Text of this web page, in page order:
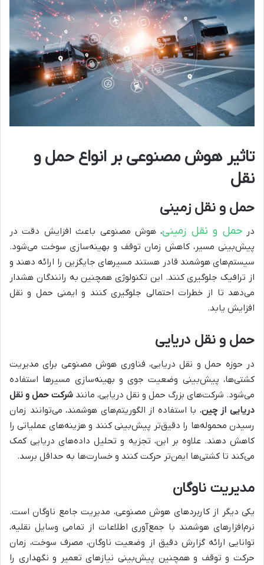
تاثیر هوش مصنوعی بر انواع حمل و
نقل
حمل و نقل زمینی
درحمل و نقل زمینی، هوش مصنوعی باعث افزایش دقت در
پیش‌بینی مسیر، کاهش زمان توقف و بهینه‌سازی سوخت می‌شود.
سیستم‌های هوشمند قادر هستند مسیرهای جایگزین را ارائه دهند و
از ترافیک جلوگیری کنند. این تکنولوژی همچنین به رانندگان هشدار
می‌دهد تا از خطرات احتمالی جلوگیری کنند و ایمنی حمل و نقل
افزایش یابد.
حمل و نقل دریایی
در حوزه حمل و نقل دریایی، فناوری هوش مصنوعی برای مدیریت
کشتی‌ها، پیش‌بینی وضعیت جوی و بهینه‌سازی مسیرها استفاده
می‌شود. شرکت‌های بزرگ حمل و نقل دریایی، مانند شرکت حمل و نقل
دریایی از چین، با استفاده از الگوریتم‌های هوشمند، می‌توانند زمان
رسیدن محموله‌ها را دقیق‌تر پیش‌بینی کنند و هزینه‌های عملیاتی را
کاهش دهند. علاوه بر این، تجزیه و تحلیل داده‌های دریایی کمک
می‌کند تا کشتی‌ها ایمن‌تر حرکت کنند و خسارت‌ها به حداقل برسد.
مدیریت ناوگان
یکی دیگر از کاربردهای هوش مصنوعی، مدیریت جامع ناوگان است.
نرم‌افزارهای هوشمند با جمع‌آوری اطلاعات از تمامی وسایل نقلیه،
توانایی ارائه گزارش دقیق از وضعیت ناوگان، مصرف سوخت، زمان
حرکت و توقف و همچنین پیش‌بینی نیازهای تعمیر و نگهداری را